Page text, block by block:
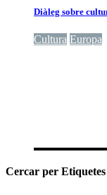
Diàleg sobre
Cultura Europa
Cercar per Etiquetes